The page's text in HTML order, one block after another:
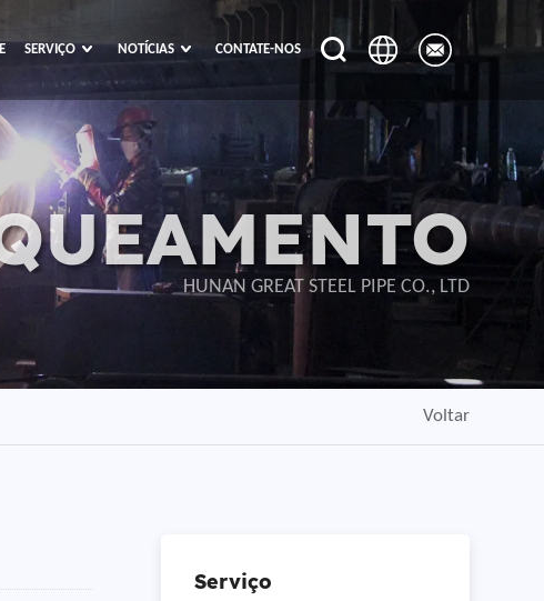
SERVIÇO NOTÍCIAS CONTATE-NOS
HUNAN GREAT STEEL PIPE CO., LTD
Voltar
Serviço